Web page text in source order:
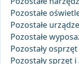
Pozostałe
Pozostałe
Pozostałe
Pozostały
Pozostały sprzęt